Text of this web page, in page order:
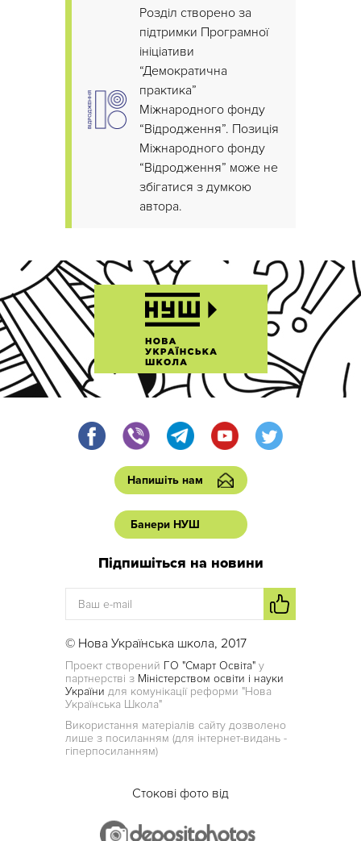
Розділ створено за
підтримки Програмної
ініціативи
“Демократична
практика”
Міжнародного фонду
“Відродження”. Позиція
Міжнародного фонду
“Відродження” може не
збігатися з думкою
автора.
Напишіть нам
Банери НУШ
Підпишіться на новини
© Нова Українська школа, 2017
Проект створений ГО "Смарт Освіта" у
партнерстві з Міністерством освіти і науки
України для комунікації реформи "Нова
Українська Школа"
Використання матеріалів сайту дозволено
лише з посиланням (для інтернет-видань -
гіперпосиланням)
Стокові фото від